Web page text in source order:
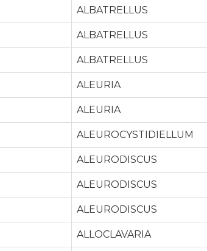
ALBATRELLUS
ALBATRELLUS
ALBATRELLUS
ALEURIA
ALEURIA
ALEUROCYSTIDIELLUM
ALEURODISCUS
ALEURODISCUS
ALEURODISCUS
ALLOCLAVARIA